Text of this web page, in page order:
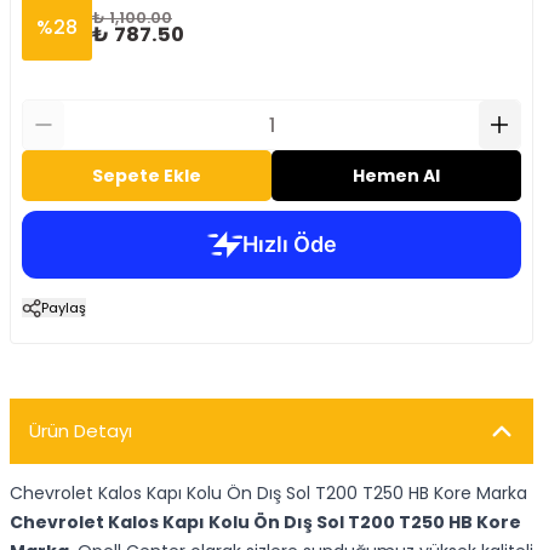
%28 ₺ 1,100.00
₺ 787.50
Sepete Ekle Hemen Al
Paylaş
Ürün Detayı
Chevrolet Kalos Kapı Kolu Ön Dış Sol T200 T250 HB Kore Marka
Chevrolet Kalos Kapı Kolu Ön Dış Sol T200 T250 HB Kore